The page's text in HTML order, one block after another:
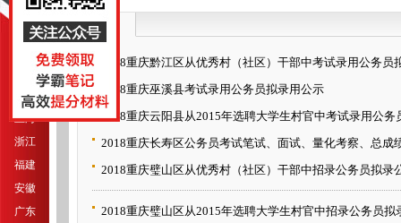
江苏
上海
浙江
福建
安徽
广东
重庆
2018重庆黔江区从优秀村（社区）干部中考试录用公务员
2018重庆巫溪县考试录用公务员拟录用公示
2018重庆云阳县从2015年选聘大学生村官中考试录用公务
2018重庆长寿区公务员考试笔试、面试、量化考察、总成
2018重庆璧山区从优秀村（社区）干部中招录公务员拟录
2018重庆璧山区从2015年选聘大学生村官中招录公务员拟